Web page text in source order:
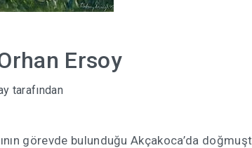
Ersoy
tarafından
görevde bulunduğu Akçakoca’da